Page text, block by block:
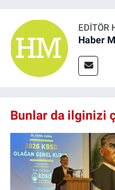
EDITÖR
Haber
Bunlar da ilginizi